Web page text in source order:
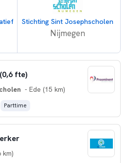
Stichting Sint Josephscholen
Nijmegen
fte)
- Ede (15 km)
Parttime
km)